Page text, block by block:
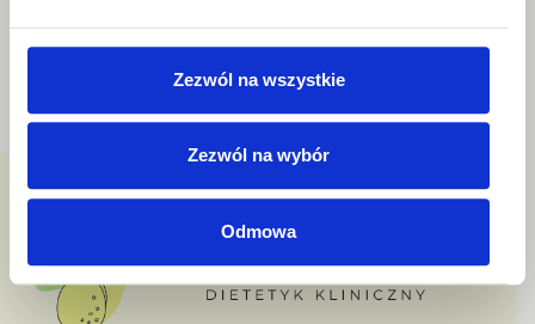
Zezwól na wszystkie
Zezwól na wybór
Odmowa
NAPISZ ZADZWOŃ